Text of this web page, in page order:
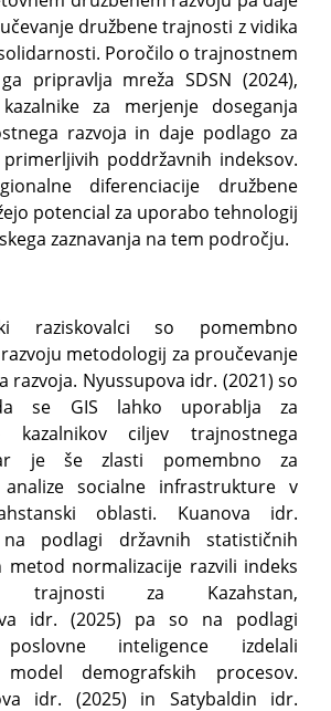
družbene trajnosti z vidika
Poročilo o trajnostnem
pripravlja mreža SDSN (2024),
za merjenje doseganja
razvoja in daje podlago za
poddržavnih indeksov.
diferenciacije družbene
potencial za uporabo tehnologij
zaznavanja na tem področju.
raziskovalci so pomembno
metodologij za proučevanje
razvoja. Nyussupova idr. (2021) so
se GIS lahko uporablja za
kazalnikov ciljev trajnostnega
je še zlasti pomembno za
socialne infrastrukture v
oblasti. Kuanova idr.
podlagi državnih statističnih
metod normalizacije razvili indeks
trajnosti za Kazahstan,
idr. (2025) pa so na podlagi
inteligence izdelali
model demografskih procesov.
idr. (2025) in Satybaldin idr.